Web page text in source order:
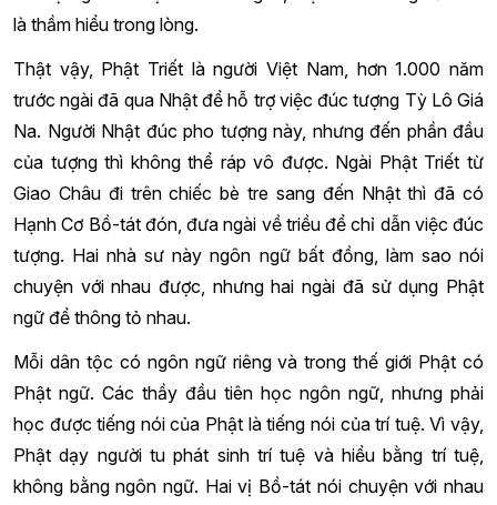
là thầm hiểu trong lòng.
Thật vậy, Phật Triết là người Việt Nam, hơn 1.000 năm
trước ngài đã qua Nhật để hỗ trợ việc đúc tượng Tỳ Lô Giá
Na. Người Nhật đúc pho tượng này, nhưng đến phần đầu
của tượng thì không thể ráp vô được. Ngài Phật Triết từ
Giao Châu đi trên chiếc bè tre sang đến Nhật thì đã có
Hạnh Cơ Bồ-tát đón, đưa ngài về triều để chỉ dẫn việc đúc
tượng. Hai nhà sư này ngôn ngữ bất đồng, làm sao nói
chuyện với nhau được, nhưng hai ngài đã sử dụng Phật
ngữ để thông tỏ nhau.
Mỗi dân tộc có ngôn ngữ riêng và trong thế giới Phật có
Phật ngữ. Các thầy đầu tiên học ngôn ngữ, nhưng phải
học được tiếng nói của Phật là tiếng nói của trí tuệ. Vì vậy,
Phật dạy người tu phát sinh trí tuệ và hiểu bằng trí tuệ,
không bằng ngôn ngữ. Hai vị Bồ-tát nói chuyện với nhau